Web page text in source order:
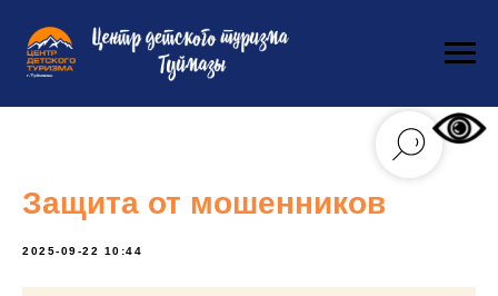
Защита от мошенников
2025-09-22 10:44